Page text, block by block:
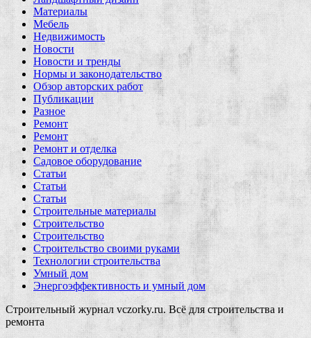
Материалы
Мебель
Недвижимость
Новости
Новости и тренды
Нормы и законодательство
Обзор авторских работ
Публикации
Разное
Ремонт
Ремонт
Ремонт и отделка
Садовое оборудование
Статьи
Статьи
Статьи
Строительные материалы
Строительство
Строительство
Строительство своими руками
Технологии строительства
Умный дом
Энергоэффективность и умный дом
Строительный журнал vczorky.ru. Всё для строительства и
ремонта